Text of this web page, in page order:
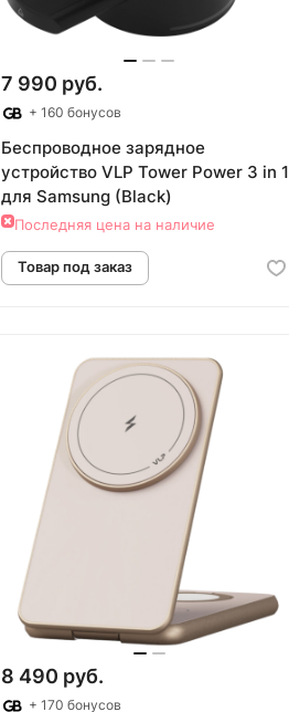
7 990 руб.
+ 160 бонусов
Беспроводное зарядное
устройство VLP Tower Power 3 in 1
для Samsung (Black)
Последняя цена на наличие
Товар под заказ
8 490 руб.
+ 170 бонусов